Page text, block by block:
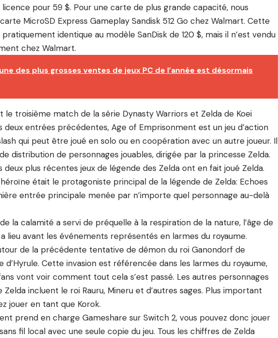
pour 59 $. Pour une carte de plus grande capacité, nous
MicroSD Express Gameplay Sandisk 512 Go chez Walmart. Cette
identique au modèle SanDisk de 120 $, mais il n’est vendu
chez Walmart.
des plus grosses ventes de jeux PC de l’année est désormais
le troisième match de la série Dynasty Warriors et Zelda de Koei
deux entrées précédentes, Age of Emprisonment est un jeu d’action
qui peut être joué en solo ou en coopération avec un autre joueur. Il
distribution de personnages jouables, dirigée par la princesse Zelda.
deux plus récentes jeux de légende des Zelda ont en fait joué Zelda.
était le protagoniste principal de la légende de Zelda: Echoes
entrée principale menée par n’importe quel personnage au-delà
la calamité a servi de préquelle à la respiration de la nature, l’âge de
lieu avant les événements représentés en larmes du royaume.
de la précédente tentative de démon du roi Ganondorf de
Cette invasion est référencée dans les larmes du royaume,
vont voir comment tout cela s’est passé. Les autres personnages
Zelda incluent le roi Rauru, Mineru et d’autres sages. Plus important
jouer en tant que Korok.
prend en charge Gameshare sur Switch 2, vous pouvez donc jouer
fil local avec une seule copie du jeu. Tous les chiffres de Zelda